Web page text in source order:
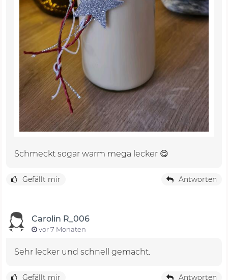
Schmeckt sogar warm mega lecker 😋
Gefällt mir Antworten
Carolin R_006
vor 7 Monaten
Sehr lecker und schnell gemacht.
Gefällt mir Antworten